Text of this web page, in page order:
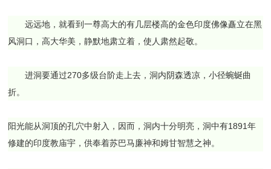
远远地，就看到一尊高大的有几层楼高的金色印度佛像矗立在黑
风洞口，高大华美，静默地肃立着，使人肃然起敬。
进洞要通过270多级台阶走上去，洞内阴森透凉，小径蜿蜒曲
折。
阳光能从洞顶的孔穴中射入，因而，洞内十分明亮，洞中有1891年
修建的印度教庙宇，供奉着苏巴马廉神和姆甘智慧之神。